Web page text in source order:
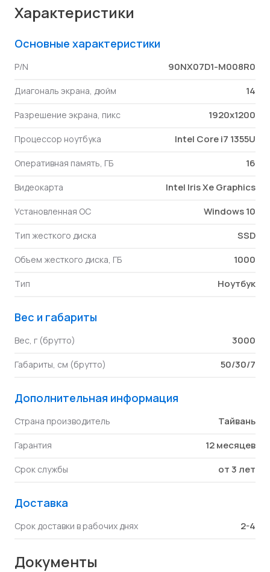
Характеристики
Основные характеристики
P/N 90NX07D1-M008R0
Диагональ экрана, дюйм 14
Разрешение экрана, пикс 1920x1200
Процессор ноутбука Intel Core i7 1355U
Оперативная память, ГБ 16
Видеокарта Intel Iris Xe Graphics
Установленная ОС Windows 10
Тип жесткого диска SSD
Объем жесткого диска, ГБ 1000
Тип Ноутбук
Вес и габариты
Вес, г (брутто) 3000
Габариты, см (брутто) 50/30/7
Дополнительная информация
Страна производитель Тайвань
Гарантия 12 месяцев
Срок службы от 3 лет
Доставка
Срок доставки в рабочих днях 2-4
Документы